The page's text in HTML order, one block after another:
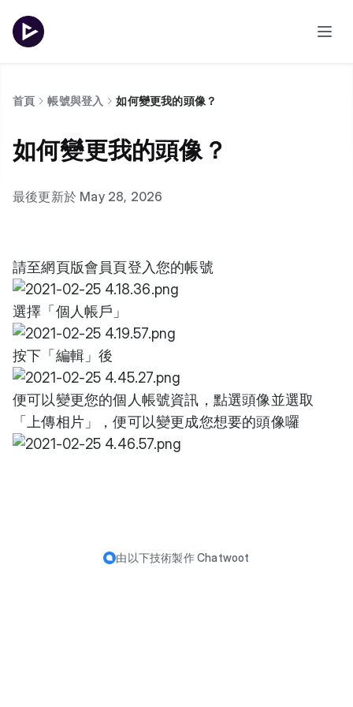
首頁 帳號與登入 如何變更我的頭像？
如何變更我的頭像？
最後更新於 May 28, 2026
請至網頁版會員頁登入您的帳號
選擇「個人帳戶」
按下「編輯」後
便可以變更您的個人帳號資訊，點選頭像並選取
「上傳相片」，便可以變更成您想要的頭像囉
由以下技術製作Chatwoot